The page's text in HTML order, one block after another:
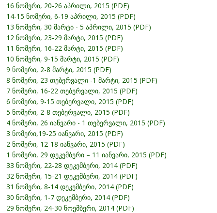
16 ნომერი, 20-26 აპრილი, 2015 (PDF)
14-15 ნომერი, 6-19 აპრილი, 2015 (PDF)
13 ნომერი, 30 მარტი - 5 აპრილი, 2015 (PDF)
12 ნომერი, 23-29 მარტი, 2015 (PDF)
11 ნომერი, 16-22 მარტი, 2015 (PDF)
10 ნომერი, 9-15 მარტი, 2015 (PDF)
9 ნომერი, 2-8 მარტი, 2015 (PDF)
8 ნომერი, 23 თებერვალი -1 მარტი, 2015 (PDF)
7 ნომერი, 16-22 თებერვალი, 2015 (PDF)
6 ნომერი, 9-15 თებერვალი, 2015 (PDF)
5 ნომერი, 2-8 თებერვალი, 2015 (PDF)
4 ნომერი, 26 იანვარი - 1 თებერვალი, 2015 (PDF)
3 ნომერი,19-25 იანვარი, 2015 (PDF)
2 ნომერი, 12-18 იანვარი, 2015 (PDF)
1 ნომერი, 29 დეკემბერი – 11 იანვარი, 2015 (PDF)
33 ნომერი, 22-28 დეკემბერი, 2014 (PDF)
32 ნომერი, 15-21 დეკემბერი, 2014 (PDF)
31 ნომერი, 8-14 დეკემბერი, 2014 (PDF)
30 ნომერი, 1-7 დეკემბერი, 2014 (PDF)
29 ნომერი, 24-30 ნოემბერი, 2014 (PDF)